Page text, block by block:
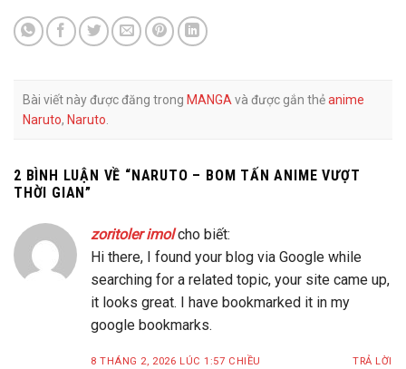
Bài viết này được đăng trong MANGA và được gắn thẻanime
Naruto, Naruto
2 BÌNH LUẬN VỀ “NARUTO – BOM TẤN ANIME VƯỢT
THỜI GIAN”
zoritoler imol cho biết:
Hi there, I found your blog via Google while
searching for a related topic, your site came up,
it looks great. I have bookmarked it in my
google bookmarks.
8 THÁNG 2, 2026 LÚC 1:57 CHIỀU TRẢ LỜI